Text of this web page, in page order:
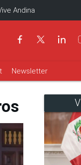
Andina
Newsletter